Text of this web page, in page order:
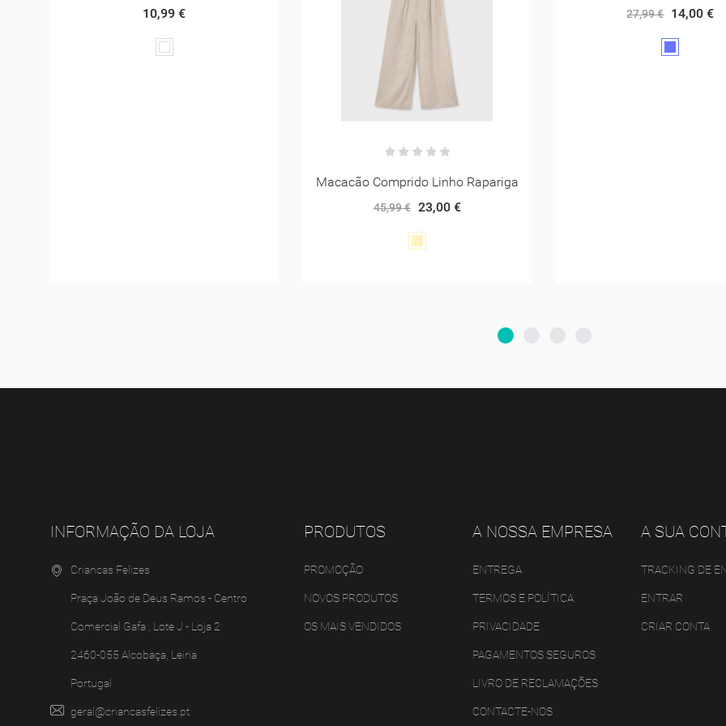
27,99 €
média
INFORMAÇÃO DA LOJA
Criancas Felizes
Praça João de Deus Ramos - Centro
Comercial Gafa , Lote J - Loja 2
2460-055 Alcobaça, Leiria
Portugal
geral@criancasfelizes.pt
PRODUTOS
PROMOÇÃO
NOVOS PRODUTOS
OS MAIS VENDIDOS
A NOSSA EMPRESA
ENTREGA
TERMOS E POLÍTICA
PRIVACIDADE
PAGAMENTOS SEGUROS
LIVRO DE RECLAMAÇÕES
CONTACTE-NOS
A SUA
TRACKING DE
ENTRAR
CRIAR CONTA